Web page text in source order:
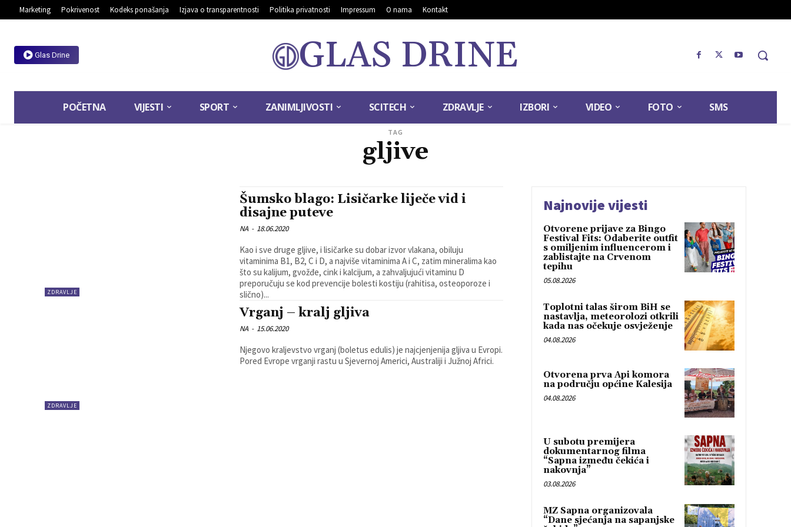
Marketing Pokrivenost Kodeks ponašanja Izjava o transparentnosti Politika privatnosti Impressum O nama Kontakt
Glas Drine GLAS DRINE
POČETNA VIJESTI SPORT ZANIMLJIVOSTI SCITECH ZDRAVLJE IZBORI VIDEO FOTO SMS
TAG
gljive
ZDRAVLJE
Šumsko blago: Lisičarke liječe vid i
disajne puteve
NA - 18.06.2020
Kao i sve druge gljive, i lisičarke su dobar izvor vlakana, obiluju
vitaminima B1, B2, C i D, a najviše vitaminima A i C, zatim mineralima kao
što su kalijum, gvožđe, cink i kalcijum, a zahvaljujući vitaminu D
preporučuju se kod prevencije bolesti kostiju (rahitisa, osteoporoze i
slično)...
ZDRAVLJE
Vrganj – kralj gljiva
NA - 15.06.2020
Njegovo kraljevstvo vrganj (boletus edulis) je najcjenjenija gljiva u Evropi.
Pored Evrope vrganji rastu u Sjevernoj Americi, Australiji i Južnoj Africi.
Najnovije vijesti
Otvorene prijave za Bingo
Festival Fits: Odaberite outfit
s omiljenim influencerom i
zablistajte na Crvenom
tepihu
05.08.2026
Toplotni talas širom BiH se
nastavlja, meteorolozi otkrili
kada nas očekuje osvježenje
04.08.2026
Otvorena prva Api komora
na području općine Kalesija
04.08.2026
U subotu premijera
dokumentarnog filma
“Sapna između čekića i
nakovnja”
03.08.2026
MZ Sapna organizovala
“Dane sjećanja na sapanjske